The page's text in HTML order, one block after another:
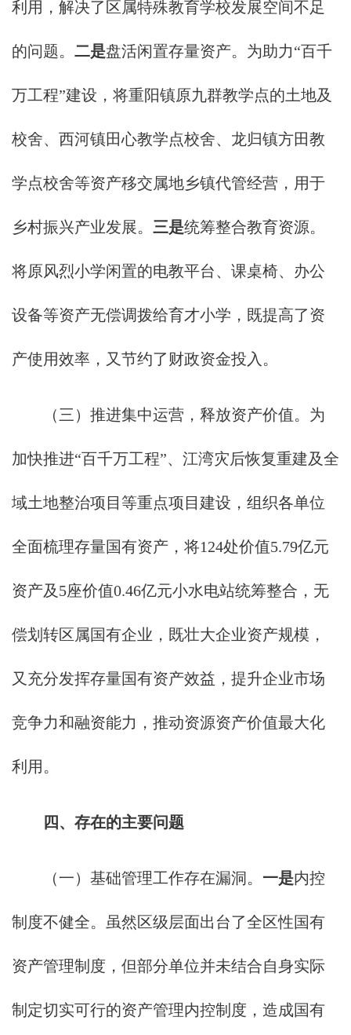
利用，解决了区属特殊教育学校发展空间不足
的问题。 二是盘活闲置存量资产。为助力“百千
万工程”建设，将重阳镇原九群教学点的土地及
校舍、西河镇田心教学点校舍、龙归镇方田教
学点校舍等资产移交属地乡镇代管经营，用于
乡村振兴产业发展。 三是统筹整合教育资源。
将原风烈小学闲置的电教平台、课桌椅、办公
设备等资产无偿调拨给育才小学，既提高了资
产使用效率，又节约了财政资金投入。
（三）推进集中运营，释放资产价值。为
加快推进“百千万工程”、江湾灾后恢复重建及全
域土地整治项目等重点项目建设，组织各单位
全面梳理存量国有资产，将124处价值5.79亿元
资产及5座价值0.46亿元小水电站统筹整合，无
偿划转区属国有企业，既壮大企业资产规模，
又充分发挥存量国有资产效益，提升企业市场
竞争力和融资能力，推动资源资产价值最大化
利用。
四、存在的主要问题
（一）基础管理工作存在漏洞。 一是内控
制度不健全。虽然区级层面出台了全区性国有
资产管理制度，但部分单位并未结合自身实际
制定切实可行的资产管理内控制度，造成国有